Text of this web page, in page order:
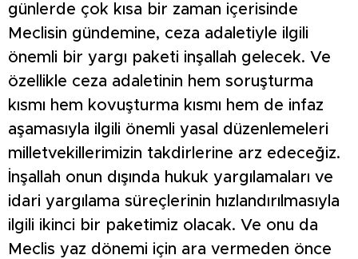
günlerde çok kısa bir zaman içerisinde
Meclisin gündemine, ceza adaletiyle ilgili
önemli bir yargı paketi inşallah gelecek. Ve
özellikle ceza adaletinin hem soruşturma
kısmı hem kovuşturma kısmı hem de infaz
aşamasıyla ilgili önemli yasal düzenlemeleri
milletvekillerimizin takdirlerine arz edeceğiz.
İnşallah onun dışında hukuk yargılamaları ve
idari yargılama süreçlerinin hızlandırılmasıyla
ilgili ikinci bir paketimiz olacak. Ve onu da
Meclis yaz dönemi için ara vermeden önce